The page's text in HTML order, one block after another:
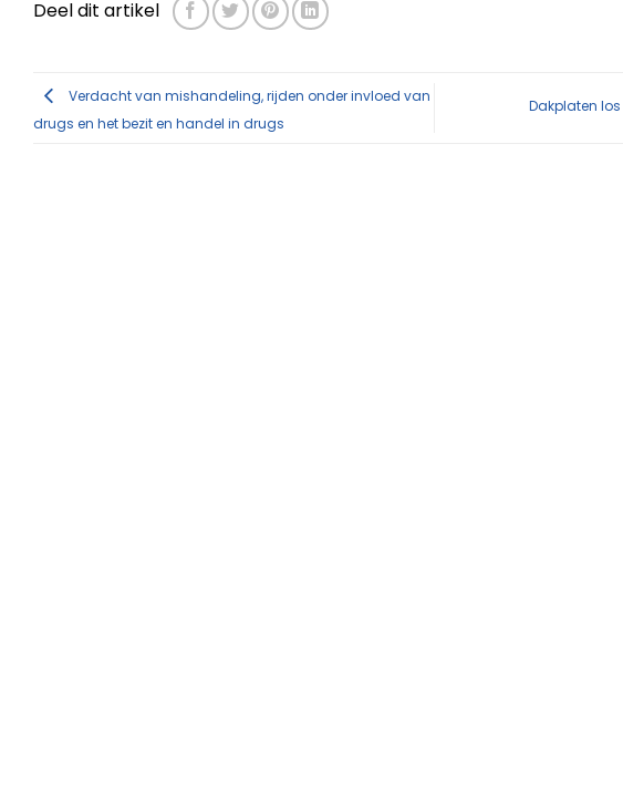
Deel dit artikel
Verdacht van mishandeling, rijden onder invloed van
drugs en het bezit en handel in drugs
Dakplaten